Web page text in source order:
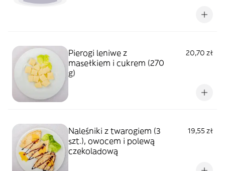
Pierogi leniwe z
masełkiem i cukrem (270
g)
20,70 zł
Naleśniki z twarogiem (3
szt.), owocem i polewą
czekoladową
19,55 zł